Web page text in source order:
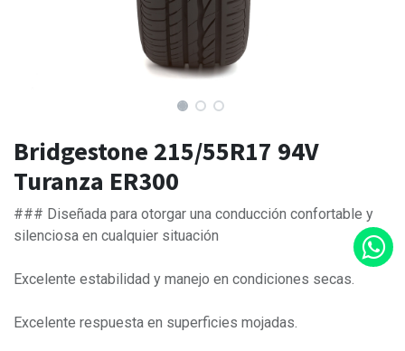
Bridgestone 215/55R17 94V
Turanza ER300
### Diseñada para otorgar una conducción confortable y
silenciosa en cualquier situación
Excelente estabilidad y manejo en condiciones secas.
Excelente respuesta en superficies mojadas.